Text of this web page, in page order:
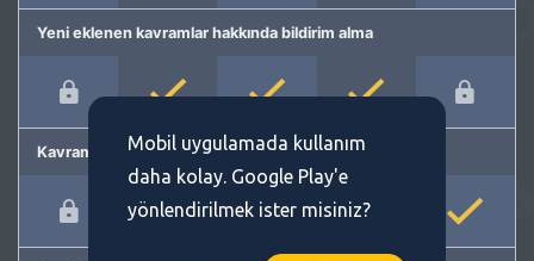
Yeni eklenen kavramlar hakkında bildirim alma
Kavram önermeMobil uygulamada kullanım
daha kolay. Google Play'e
yönlendirilmek ister misiniz?